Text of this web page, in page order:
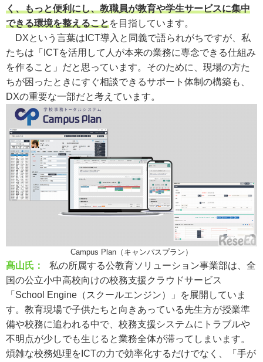
く、もっと便利にし、教職員が教育や学生サービスに集中
できる環境を整えることを目指しています。
DXという言葉はICT導入と同義で語られがちですが、私
たちは「ICTを活用して人が本来の業務に専念できる仕組み
を作ること」だと思っています。そのために、現場の方た
ちが困ったときにすぐ相談できるサポート体制の構築も、
DXの重要な一部だと考えています。
Campus Plan（キャンパスプラン）
髙山氏：
私の所属する公教育ソリューション事業部は、全
国の公立小中高校向けの校務支援クラウドサービス
「School Engine（スクールエンジン）」を展開していま
す。教育現場で子供たちと向きあっている先生方が授業準
備や校務に追われる中で、校務支援システムにトラブルや
不明点が少しでも生じると業務全体が滞ってしまいます。
煩雑な校務処理をICTの力で効率化するだけでなく、「手が